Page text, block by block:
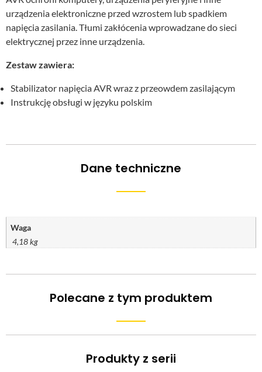
urządzenia elektroniczne przed wzrostem lub spadkiem
napięcia zasilania. Tłumi zakłócenia wprowadzane do sieci
elektrycznej przez inne urządzenia.
Zestaw zawiera:
Stabilizator napięcia AVR wraz z przeowdem zasilającym
Instrukcję obsługi w języku polskim
Dane techniczne
Waga
4,18 kg
Polecane z tym produktem
Produkty z serii